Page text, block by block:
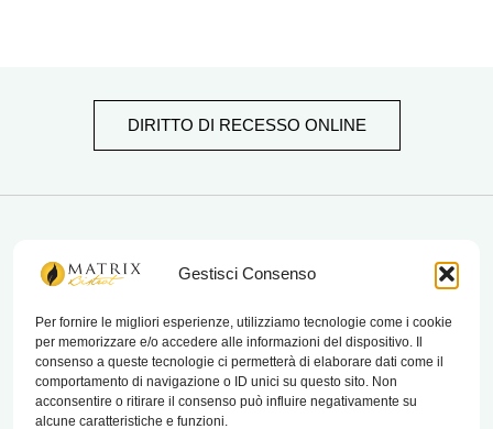
Gestisci Consenso
Per fornire le migliori esperienze, utilizziamo tecnologie come i cookie
per memorizzare e/o accedere alle informazioni del dispositivo. Il
consenso a queste tecnologie ci permetterà di elaborare dati come il
comportamento di navigazione o ID unici su questo sito. Non
acconsentire o ritirare il consenso può influire negativamente su
alcune caratteristiche e funzioni.
DIRITTO DI RECESSO ONLINE
matrix bistrot
Chi Siamo
Contatti